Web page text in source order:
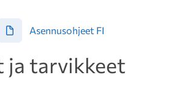
Asennusohjeet FI
ja tarvikkeet